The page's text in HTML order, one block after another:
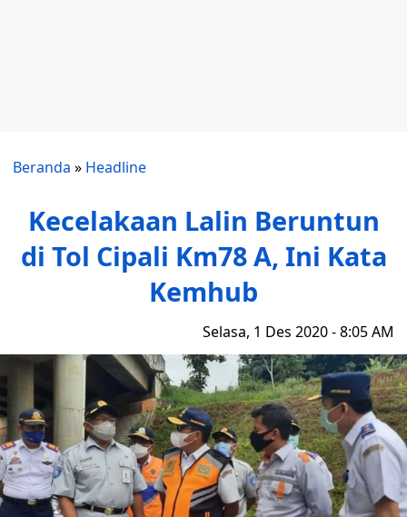
Beranda » Headline
Kecelakaan Lalin Beruntun
di Tol Cipali Km78 A, Ini Kata
Kemhub
Selasa, 1 Des 2020 - 8:05 AM